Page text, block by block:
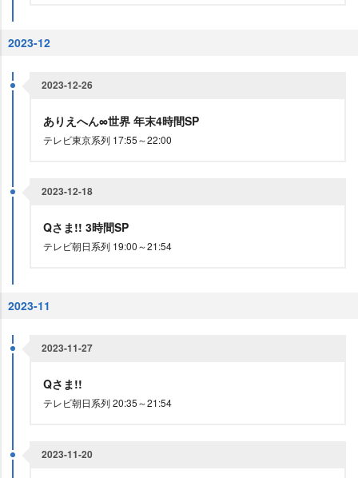
2023-12
2023-12-26
ありえへん∞世界 年末4時間SP
テレビ東京系列 17:55～22:00
2023-12-18
Qさま!! 3時間SP
テレビ朝日系列 19:00～21:54
2023-11
2023-11-27
Qさま!!
テレビ朝日系列 20:35～21:54
2023-11-20